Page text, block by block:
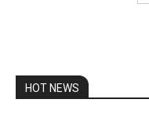
HOT NEWS